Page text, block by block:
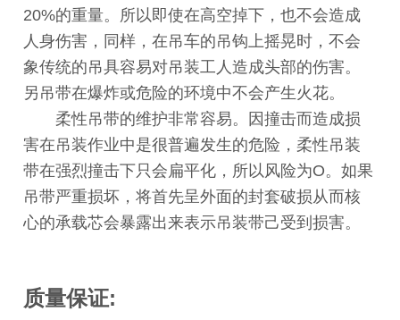
20%的重量。所以即使在高空掉下，也不会造成
人身伤害，同样，在吊车的吊钩上摇晃时，不会
象传统的吊具容易对吊装工人造成头部的伤害。
另吊带在爆炸或危险的环境中不会产生火花。
柔性吊带的维护非常容易。因撞击而造成损
害在吊装作业中是很普遍发生的危险，柔性吊装
带在强烈撞击下只会扁平化，所以风险为O。如果
吊带严重损坏，将首先呈外面的封套破损从而核
心的承载芯会暴露出来表示吊装带己受到损害。
质量保证: